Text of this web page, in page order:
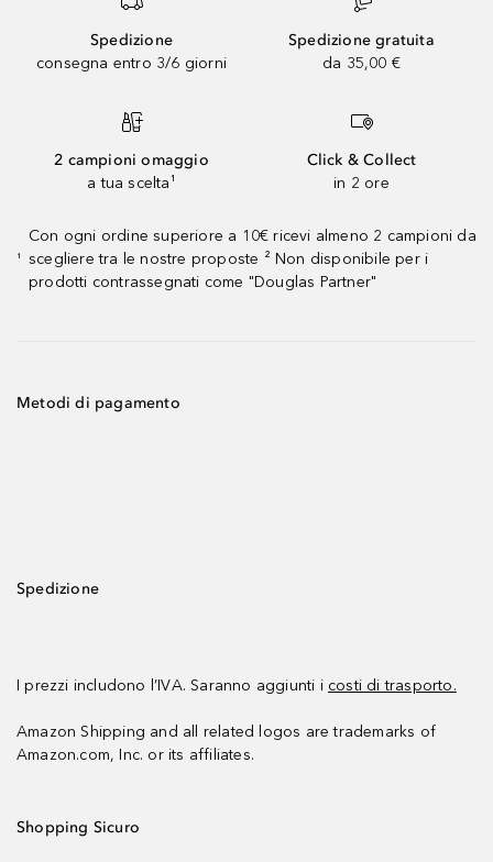
Spedizione
consegna entro 3/6 giorni
Spedizione gratuita
da 35,00 €
2 campioni omaggio
a tua scelta¹
Click & Collect
in 2 ore
¹
Con ogni ordine superiore a 10€ ricevi almeno 2 campioni da
scegliere tra le nostre proposte ² Non disponibile per i
prodotti contrassegnati come "Douglas Partner"
Metodi di pagamento
Spedizione
I prezzi includono l’IVA. Saranno aggiunti i costi di trasporto.
Amazon Shipping and all related logos are trademarks of
Amazon.com, Inc. or its affiliates.
Shopping Sicuro